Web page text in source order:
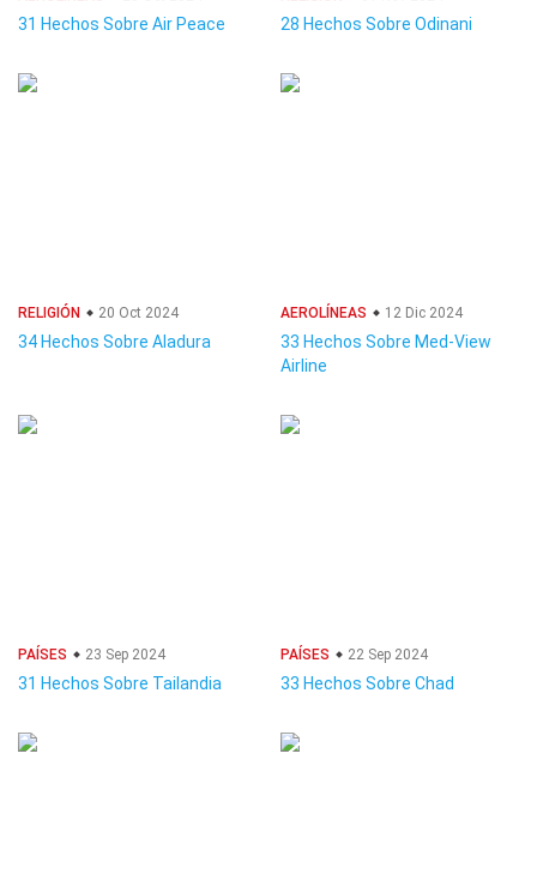
31 Hechos Sobre Air Peace 28 Hechos Sobre Odinani
RELIGIÓN 20 Oct 2024
34 Hechos Sobre Aladura
AEROLÍNEAS 12 Dic 2024
33 Hechos Sobre Med-View
Airline
PAÍSES 23 Sep 2024
31 Hechos Sobre Tailandia
PAÍSES 22 Sep 2024
33 Hechos Sobre Chad